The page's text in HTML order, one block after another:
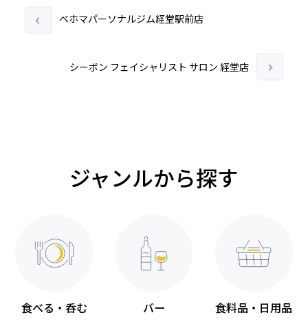
ベホマパーソナルジム経堂駅前店
シーボン フェイシャリスト サロン 経堂店
ジャンルから探す
食べる・呑む バー 食料品・日用品